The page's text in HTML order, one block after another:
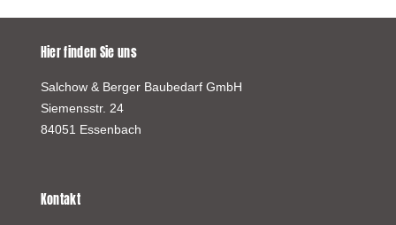
Hier finden Sie uns
Salchow & Berger Baubedarf GmbH
Siemensstr. 24
84051 Essenbach
Kontakt